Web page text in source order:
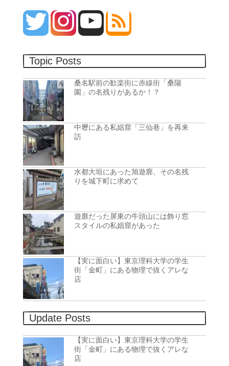
Topic Posts
桑名駅前の歓楽街に赤線街「桑陽
園」の名残りがあるか！？
中壢にある私娼窟「三仙巷」を再来
訪
水都大垣にあった旭遊廓、その名残
りを城下町に求めて
遊廓だった屏東の牛頭山には飾り窓
スタイルの私娼窟があった
【実に面白い】東京理科大学の学生
街「金町」にある物理で抜くアレな
店
Update Posts
【実に面白い】東京理科大学の学生
街「金町」にある物理で抜くアレな
店